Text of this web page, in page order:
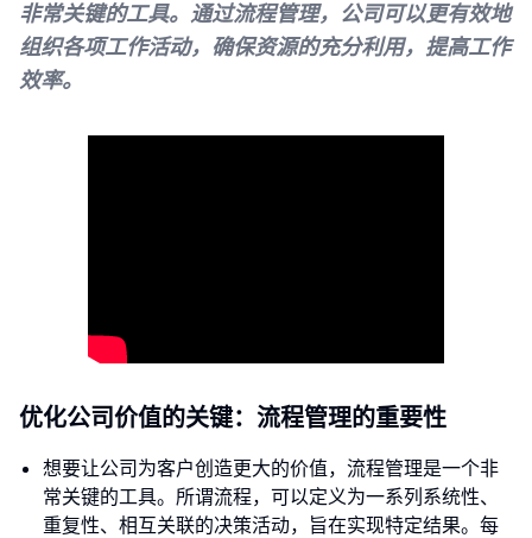
非常关键的工具。通过流程管理，公司可以更有效地
组织各项工作活动，确保资源的充分利用，提高工作
效率。
优化公司价值的关键：流程管理的重要性
想要让公司为客户创造更大的价值，流程管理是一个非
常关键的工具。所谓流程，可以定义为一系列系统性、
重复性、相互关联的决策活动，旨在实现特定结果。每